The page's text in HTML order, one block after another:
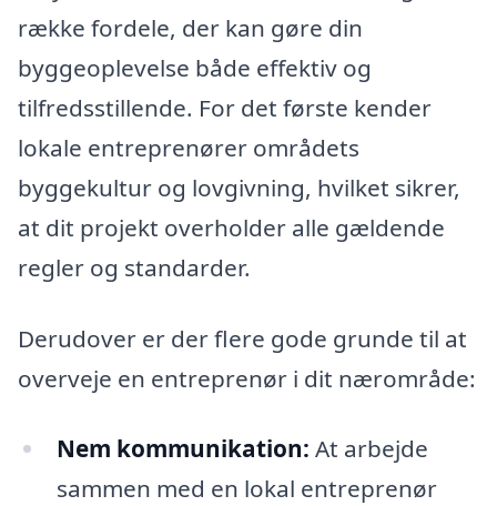
række fordele, der kan gøre din
byggeoplevelse både effektiv og
tilfredsstillende. For det første kender
lokale entreprenører områdets
byggekultur og lovgivning, hvilket sikrer,
at dit projekt overholder alle gældende
regler og standarder.
Derudover er der flere gode grunde til at
overveje en entreprenør i dit nærområde:
Nem kommunikation: At arbejde
sammen med en lokal entreprenør